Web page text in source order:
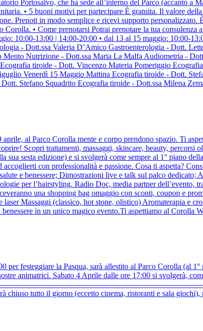
Portosalvo, che ha sede all’interno del Parco (accanto a
• 5 buoni motivi per partecipare È gratuita. Il valore
Prenoti in modo semplice e ricevi supporto
Corolla. • Come prenotarsi Potrai prenotare la tua
10:00-13:00 | 14:00-20:00 • dal 13 al 15 maggio:
- Dott.ssa Valeria D’Amico Gastroenterologia - Dott.
Mento Nutrizione - Dott.ssa Maria La Malfa Audiometria -
tiroide - Dott. Vincenzo Materia Pomeriggio
Venerdì 15 Maggio Mattina Ecografia tiroide - Dott.
Stefano Squadrito Ecografia tiroide - Dott.ssa Milena
al Parco Corolla mente e corpo prendono spazio. Ti
Scopri trattamenti, massaggi, skincare, beauty,
sua sesta edizione) e si svolgerà come sempre al 1° piano
con professionalità e passione. Cosa ti aspetta?
e benessere; Dimostrazioni live e talk sul palco
per l’hairstyling. Radio Doc, media partner
una shopping bag omaggio con sconti, coupon e
Massaggi (classico, hot stone, olistico) Aromaterapia e
in un unico magico evento.Ti aspettiamo al Corolla
per festeggiare la Pasqua, sarà allestito al Parco Corolla (al
animatrici. Sabato 4 Aprile dalle ore 17:00 si svolgerà,
chiuso tutto il giorno (eccetto cinema, ristoranti e sala